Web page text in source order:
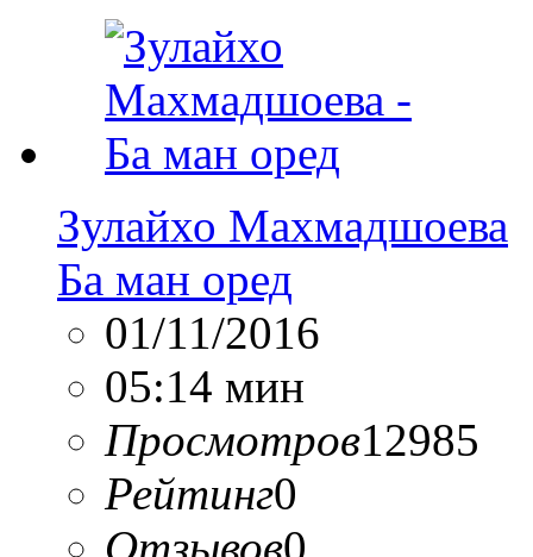
Зулайхо Махмадшоева
Ба ман оред
01/11/2016
05:14 мин
Просмотров12985
Рейтинг0
Отзывов0